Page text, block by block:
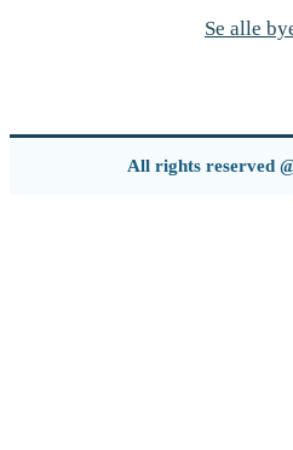
Se alle
All rights reserved